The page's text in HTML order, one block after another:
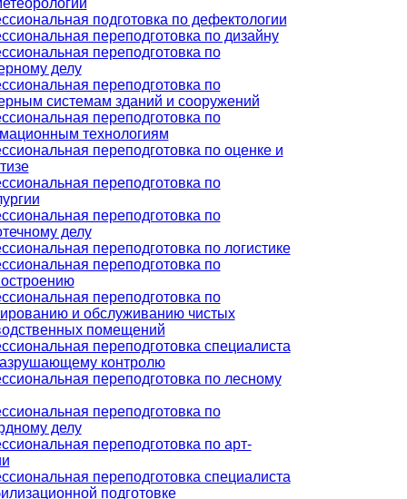
подготовка по дефектологии
переподготовка по дизайну
переподготовка по
делу
переподготовка по
системам зданий и сооружений
переподготовка по
технологиям
переподготовка по оценке и
переподготовка по
переподготовка по
делу
переподготовка по логистике
переподготовка по
переподготовка по
и обслуживанию чистых
помещений
переподготовка специалиста
контролю
переподготовка по лесному
переподготовка по
делу
переподготовка по арт-
переподготовка специалиста
подготовке